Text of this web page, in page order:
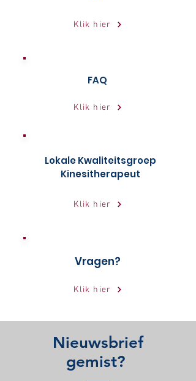
Klik hier
FAQ
Klik hier
Lokale Kwaliteitsgroep
Kinesitherapeut
Klik hier
Vragen?
Klik hier
Nieuwsbrief
gemist?